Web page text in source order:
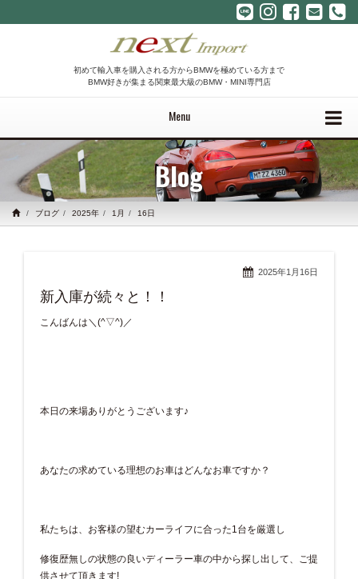
初めて輸入車を購入される方からBMWを極めている方まで
BMW好きが集まる関東最大級のBMW・MINI専門店
Menu
Blog
ブログ 2025年 1月 16日
2025年1月16日
新入庫が続々と！！
こんばんは＼(^▽^)／
本日の来場ありがとうございます♪
あなたの求めている理想のお車はどんなお車ですか？
私たちは、お客様の望むカーライフに合った1台を厳選し
修復歴無しの状態の良いディーラー車の中から探し出して、ご提
供させて頂きます!